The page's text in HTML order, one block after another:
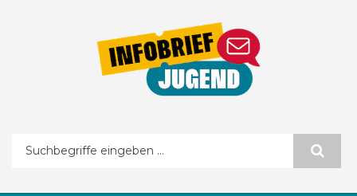
Suchformular